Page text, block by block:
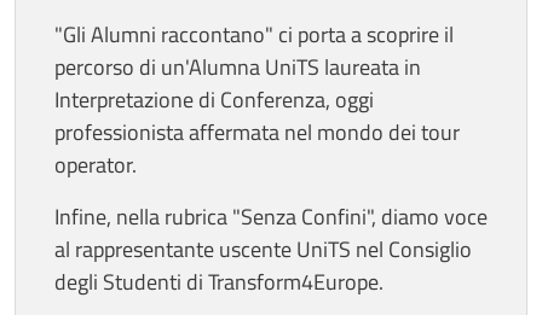
"Gli Alumni raccontano" ci porta a scoprire il
percorso di un'Alumna UniTS laureata in
Interpretazione di Conferenza, oggi
professionista affermata nel mondo dei tour
operator.
Infine, nella rubrica "Senza Confini", diamo voce
al rappresentante uscente UniTS nel Consiglio
degli Studenti di Transform4Europe.